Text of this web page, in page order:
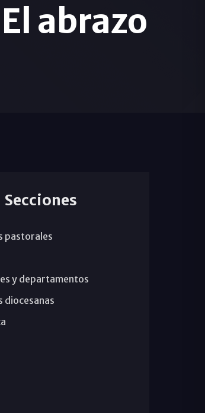
abrazo
Secciones
pastorales
y departamentos
diocesanas